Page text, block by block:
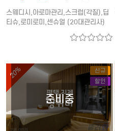
스웨디시,아로마관리,스크럽(각질),딥
티슈,로미로미,센슈얼 (20대관리사)
신규
할인
20%